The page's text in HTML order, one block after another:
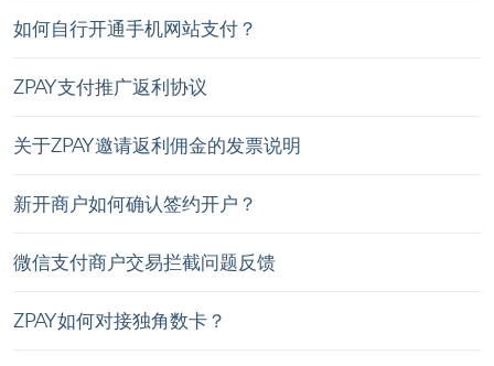
如何自行开通手机网站支付？
ZPAY支付推广返利协议
关于ZPAY邀请返利佣金的发票说明
新开商户如何确认签约开户？
微信支付商户交易拦截问题反馈
ZPAY如何对接独角数卡？